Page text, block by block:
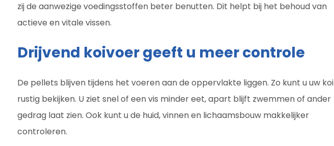
zij de aanwezige voedingsstoffen beter benutten. Dit helpt bij het behoud van
actieve en vitale vissen.
Drijvend koivoer geeft u meer controle
De pellets blijven tijdens het voeren aan de oppervlakte liggen. Zo kunt u uw koi
rustig bekijken. U ziet snel of een vis minder eet, apart blijft zwemmen of ander
gedrag laat zien. Ook kunt u de huid, vinnen en lichaamsbouw makkelijker
controleren.